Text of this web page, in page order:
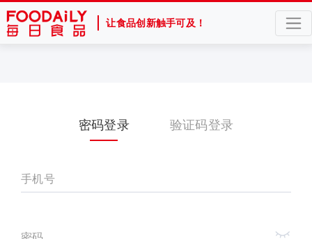
让食品创新触手可及！
密码登录 验证码登录
手机号